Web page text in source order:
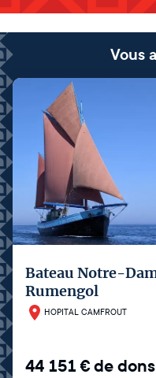
Vous
Bateau Notre-
Rumengol
HOPITAL CAMFROUT
44 151€de dons